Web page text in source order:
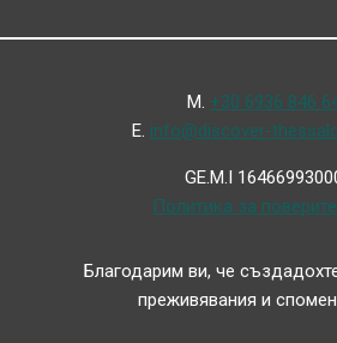
Μ. +30 6936 846
Ε. info@discover-
GE.M.I
Политика за
Благодарим ви, че
преживявания и